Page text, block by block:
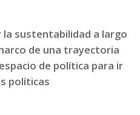
sustentabilidad a largo
de una trayectoria
de política para ir
políticas